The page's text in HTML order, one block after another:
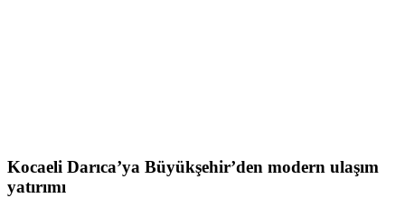
Kocaeli Darıca’ya Büyükşehir’den modern ulaşım
yatırımı